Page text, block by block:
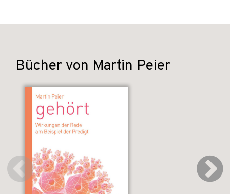
Bücher von Martin Peier